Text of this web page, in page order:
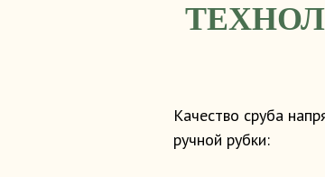
Качество сруба
ручной рубки: